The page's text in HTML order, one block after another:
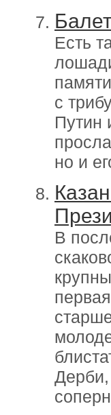
Есть
с
Путин
но и
В